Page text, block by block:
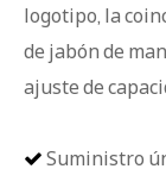
logotipo, la
de jabón de
ajuste de
 Suministro